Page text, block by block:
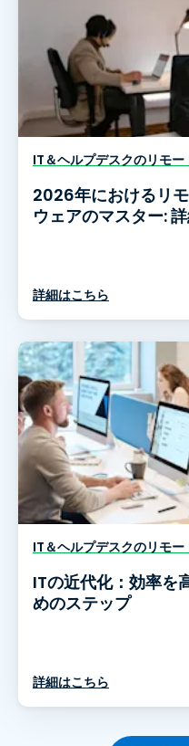
IT＆ヘルプデスクのリモー
2026年におけるリ
ウェアのマスター:
詳細はこちら
IT＆ヘルプデスクのリモー
ITの近代化：効率を
めのステップ
詳細はこちら